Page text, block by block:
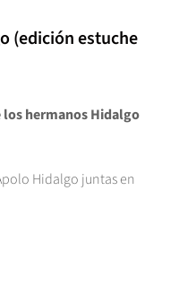
(edición estuche
hermanos Hidalgo
Hidalgo juntas en
su atractivo y
no han intercambiado